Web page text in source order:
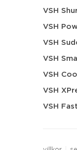
VSH
VSH
VSH
VSH
VSH
VSH
VSH